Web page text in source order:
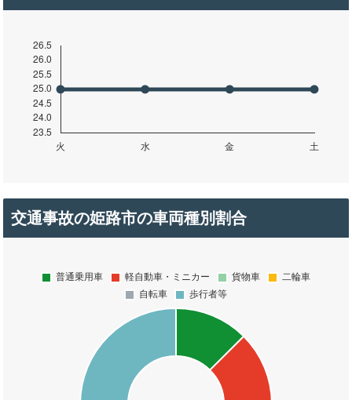
交通事故の姫路市の車両種別割合